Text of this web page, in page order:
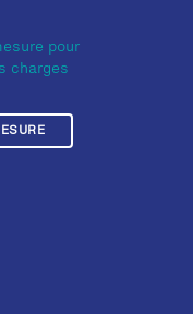
pour
charges